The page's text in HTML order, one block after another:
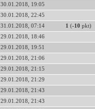
30.01.2018, 19:05
30.01.2018, 22:45
31.01.2018, 07:14 1 (-10 pkt)
29.01.2018, 18:46
29.01.2018, 19:51
29.01.2018, 21:06
29.01.2018, 21:15
29.01.2018, 21:29
29.01.2018, 21:43
29.01.2018, 21:43